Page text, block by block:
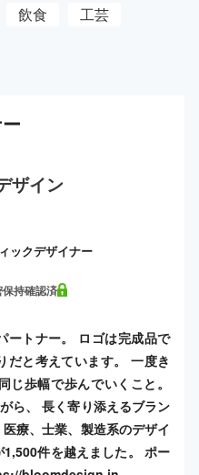
飲食
工芸
ザイン
ックデザイナー
持確認済
ートナー。 ロゴは完成品で
だと考えています。 一度き
じ歩幅で歩んでいくこと。
ら、 長く寄り添えるブラン
療、士業、製造系のデザイ
件を越えました。 ポー